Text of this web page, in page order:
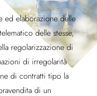
ed elaborazione delle
delle stesse,
regolarizzazione di
di irregolarità
di contratti tipo la
di un